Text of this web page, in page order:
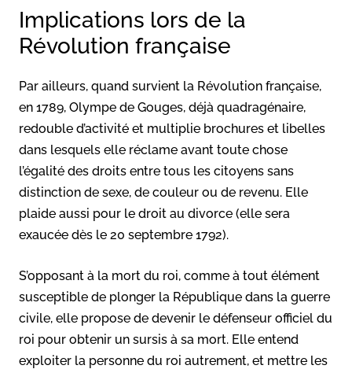
Implications lors de la
Révolution française
Par ailleurs, quand survient la Révolution française,
en 1789, Olympe de Gouges, déjà quadragénaire,
redouble d’activité et multiplie brochures et libelles
dans lesquels elle réclame avant toute chose
l’égalité des droits entre tous les citoyens sans
distinction de sexe, de couleur ou de revenu. Elle
plaide aussi pour le droit au divorce (elle sera
exaucée dès le 20 septembre 1792).
S’opposant à la mort du roi, comme à tout élément
susceptible de plonger la République dans la guerre
civile, elle propose de devenir le défenseur officiel du
roi pour obtenir un sursis à sa mort. Elle entend
exploiter la personne du roi autrement, et mettre les